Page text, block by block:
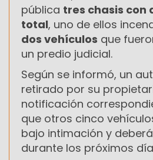
pública tres chasis con
total, uno de ellos
dos vehículos que
un predio judicial.
Según se informó, un
retirado por su
notificación
que otros cinco
bajo intimación y
durante los próximos